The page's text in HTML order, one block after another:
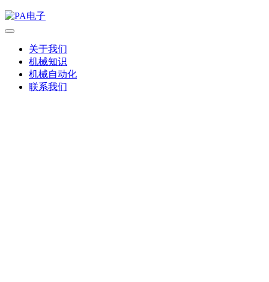
关于我们
机械知识
机械自动化
联系我们